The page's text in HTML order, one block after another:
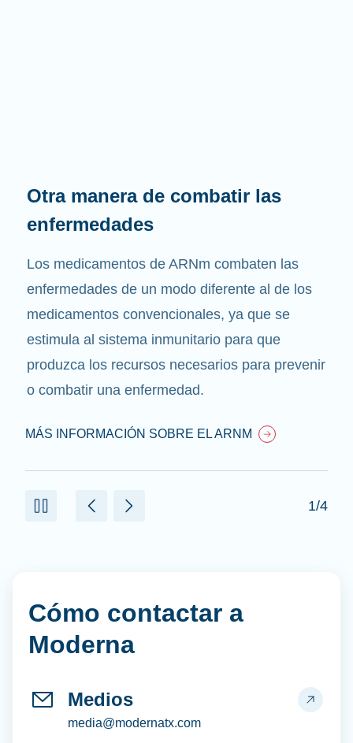
Otra manera de combatir las
enfermedades
Los medicamentos de ARNm combaten las
enfermedades de un modo diferente al de los
medicamentos convencionales, ya que se
estimula al sistema inmunitario para que
produzca los recursos necesarios para prevenir
o combatir una enfermedad.
MÁS INFORMACIÓN SOBRE EL ARNM
1/4
Cómo contactar a
Moderna
Medios
media@modernatx.com